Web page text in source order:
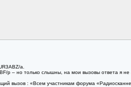
a.
– но только слышны, на мои вызовы ответа я не
вызов : «Всем участникам форума